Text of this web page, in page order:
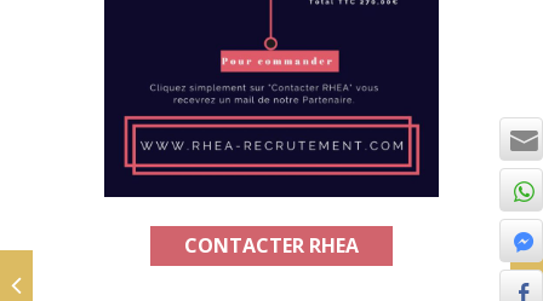
CONTACTER RHEA